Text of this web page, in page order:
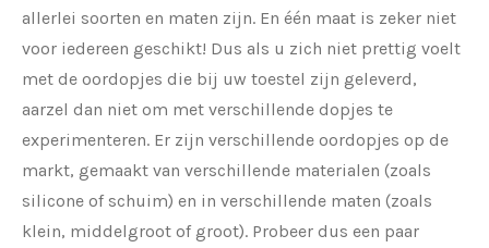
allerlei soorten en maten zijn. En één maat is zeker niet
voor iedereen geschikt! Dus als u zich niet prettig voelt
met de oordopjes die bij uw toestel zijn geleverd,
aarzel dan niet om met verschillende dopjes te
experimenteren. Er zijn verschillende oordopjes op de
markt, gemaakt van verschillende materialen (zoals
silicone of schuim) en in verschillende maten (zoals
klein, middelgroot of groot). Probeer dus een paar